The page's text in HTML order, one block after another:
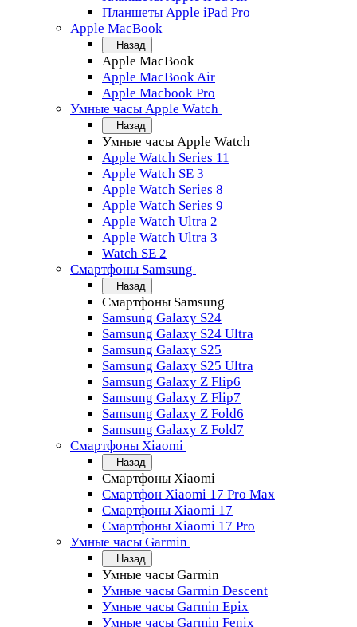
Планшеты Apple iPad Pro
Apple MacBook
Назад
Apple MacBook
Apple MacBook Air
Apple Macbook Pro
Умные часы Apple Watch
Назад
Умные часы Apple Watch
Apple Watch Series 11
Apple Watch SE 3
Apple Watch Series 8
Apple Watch Series 9
Apple Watch Ultra 2
Apple Watch Ultra 3
Watch SE 2
Смартфоны Samsung
Назад
Смартфоны Samsung
Samsung Galaxy S24
Samsung Galaxy S24 Ultra
Samsung Galaxy S25
Samsung Galaxy S25 Ultra
Samsung Galaxy Z Flip6
Samsung Galaxy Z Flip7
Samsung Galaxy Z Fold6
Samsung Galaxy Z Fold7
Смартфоны Xiaomi
Назад
Смартфоны Xiaomi
Смартфон Xiaomi 17 Pro Max
Смартфоны Xiaomi 17
Смартфоны Xiaomi 17 Pro
Умные часы Garmin
Назад
Умные часы Garmin
Умные часы Garmin Descent
Умные часы Garmin Epix
Умные часы Garmin Fenix